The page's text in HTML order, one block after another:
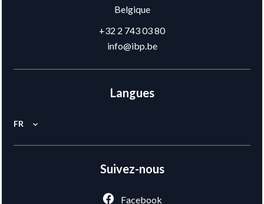
Belgique
+32 2 743 03 80
info@ibp.be
Langues
FR
Suivez-nous
Facebook